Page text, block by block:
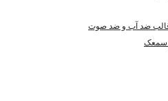
ضد آب و ضد صوت
سمعک